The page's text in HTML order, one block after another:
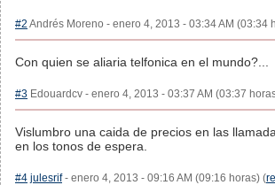
#2 Andrés Moreno - enero 4, 2013 - 03:34 AM (03:34
Con quien se aliaria telfonica en el mundo?...
#3 Edouardcv - enero 4, 2013 - 03:37 AM (03:37
Vislumbro una caida de precios en las
en los tonos de espera.
#4 julesrif- enero 4, 2013 - 09:16 AM (09:16 horas) (